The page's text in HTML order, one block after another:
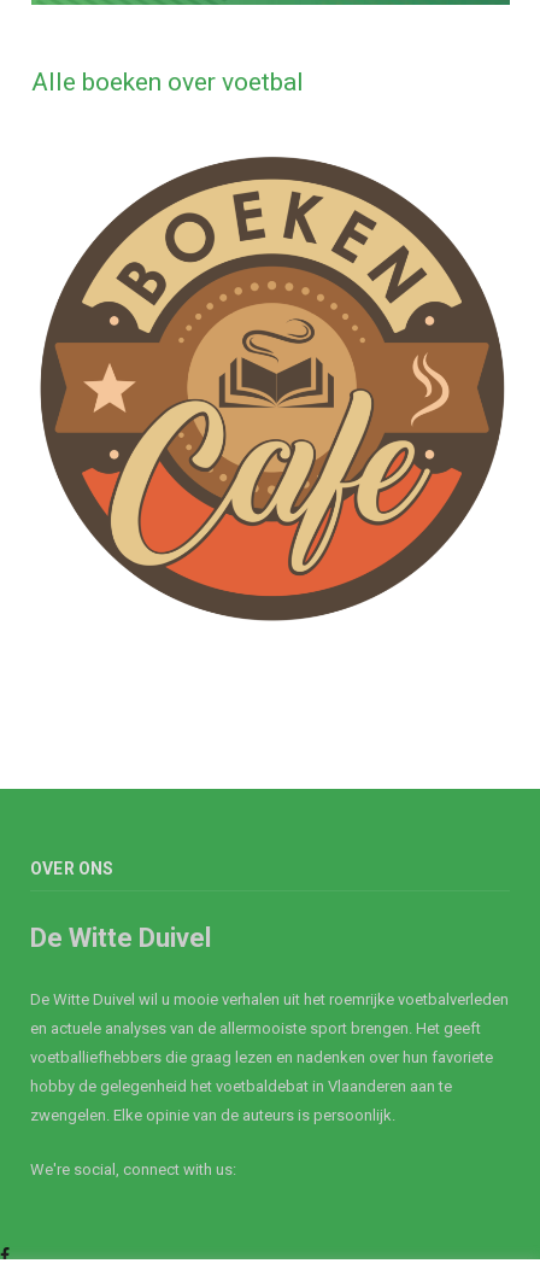
Alle boeken over voetbal
OVER ONS
De Witte Duivel
De Witte Duivel wil u mooie verhalen uit het roemrijke voetbalverleden
en actuele analyses van de allermooiste sport brengen. Het geeft
voetballiefhebbers die graag lezen en nadenken over hun favoriete
hobby de gelegenheid het voetbaldebat in Vlaanderen aan te
zwengelen. Elke opinie van de auteurs is persoonlijk.
We're social, connect with us:
Facebook